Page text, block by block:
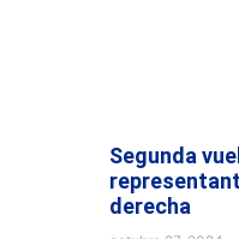
Segunda
derecha